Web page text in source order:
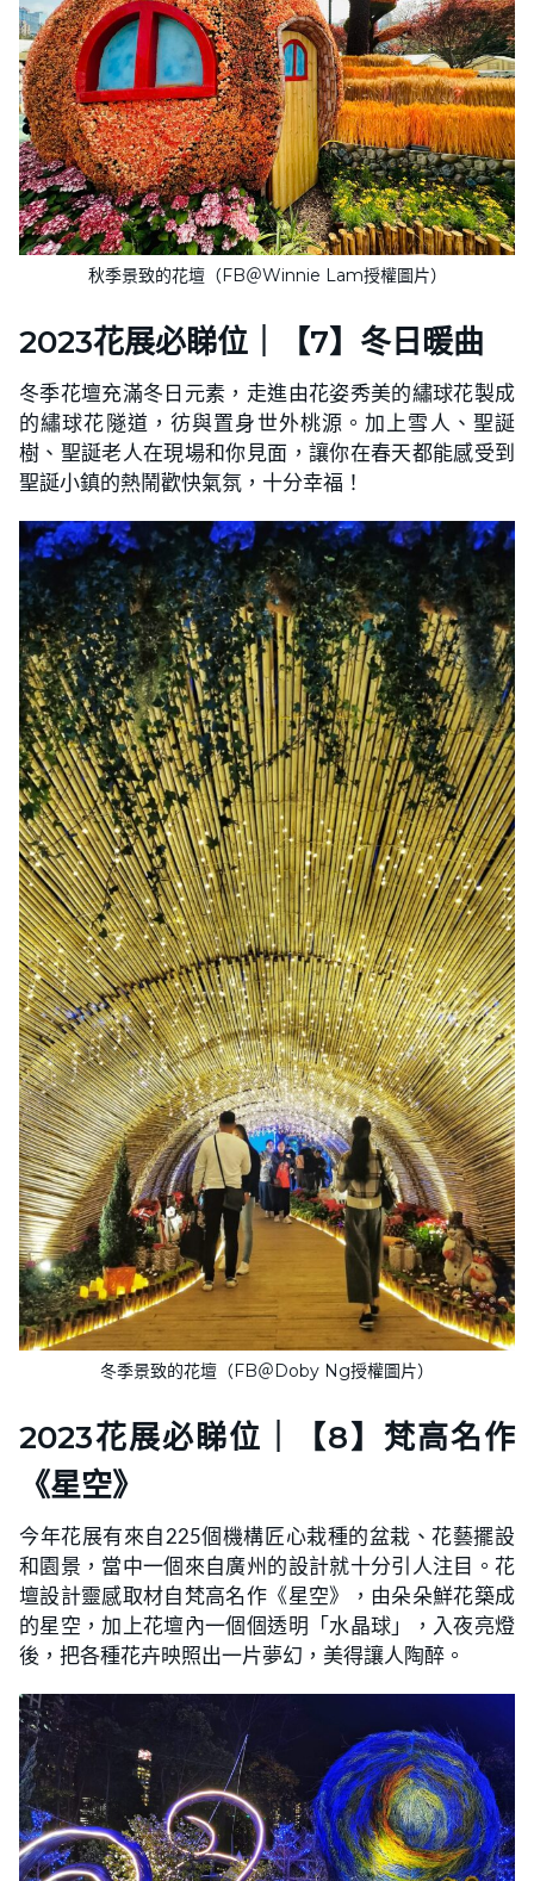
秋季景致的花壇（FB＠Winnie Lam授權圖片）
2023花展必睇位｜【7】冬日暖曲
冬季花壇充滿冬日元素，走進由花姿秀美的繡球花製成
的繡球花隧道，彷與置身世外桃源。加上雪人、聖誕
樹、聖誕老人在現場和你見面，讓你在春天都能感受到
聖誕小鎮的熱鬧歡快氣氛，十分幸福！
冬季景致的花壇（FB＠Doby Ng授權圖片）
2023花展必睇位｜【8】梵高名作
《星空》
今年花展有來自225個機構匠心栽種的盆栽、花藝擺設
和園景，當中一個來自廣州的設計就十分引人注目。花
壇設計靈感取材自梵高名作《星空》，由朵朵鮮花築成
的星空，加上花壇內一個個透明「水晶球」，入夜亮燈
後，把各種花卉映照出一片夢幻，美得讓人陶醉。